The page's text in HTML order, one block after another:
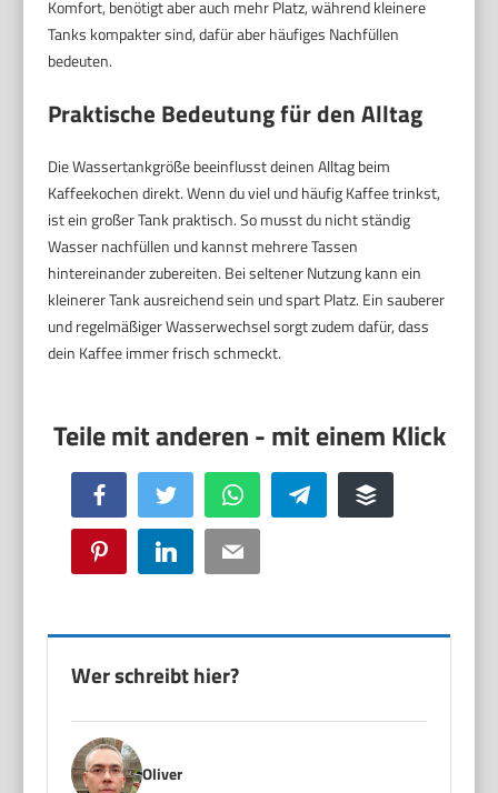
Komfort, benötigt aber auch mehr Platz, während kleinere
Tanks kompakter sind, dafür aber häufiges Nachfüllen
bedeuten.
Praktische Bedeutung für den Alltag
Die Wassertankgröße beeinflusst deinen Alltag beim
Kaffeekochen direkt. Wenn du viel und häufig Kaffee trinkst,
ist ein großer Tank praktisch. So musst du nicht ständig
Wasser nachfüllen und kannst mehrere Tassen
hintereinander zubereiten. Bei seltener Nutzung kann ein
kleinerer Tank ausreichend sein und spart Platz. Ein sauberer
und regelmäßiger Wasserwechsel sorgt zudem dafür, dass
dein Kaffee immer frisch schmeckt.
Facebook Twitter WhatsApp Telegram Buffer
Pinterest LinkedIn Email
Wer schreibt hier?
Oliver